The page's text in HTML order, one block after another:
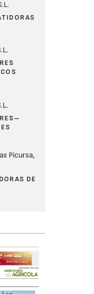
Picursa,
DE